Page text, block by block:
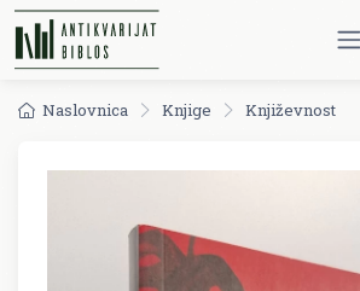
Naslovnica Knjige Književnost